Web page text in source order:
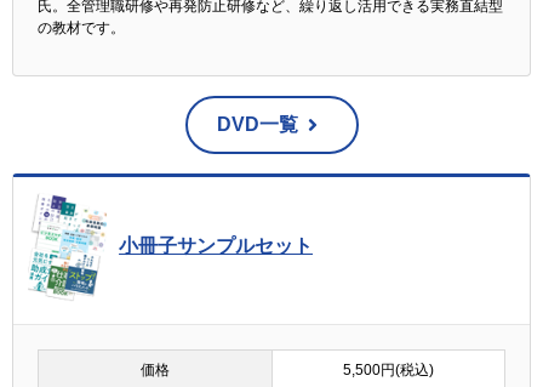
氏。全管理職研修や再発防止研修など、繰り返し活用できる実務直結型
の教材です。
DVD一覧
小冊子サンプルセット
価格 5,500円(税込)